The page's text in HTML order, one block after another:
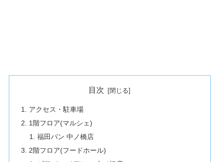
目次
アクセス・駐車場
1階フロア(マルシェ)
福田パン 中ノ橋店
2階フロア(フードホール)